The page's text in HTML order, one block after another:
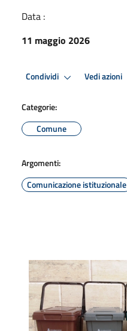
Data :
11 maggio 2026
Condividi Vedi azioni
Categorie:
Comune
Argomenti:
Comunicazione istituzionale